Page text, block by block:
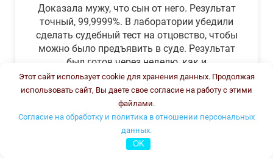
Доказала мужу, что сын от него. Результат
точный, 99,9999%. В лаборатории убедили
сделать судебный тест на отцовство, чтобы
можно было предъявить в суде. Результат
был готов через неделю, как и
обещали.Теперь муж бегает и извиняется.
Этот сайт использует cookie для хранения данных. Продолжая
использовать сайт, Вы даете свое согласие на работу с этими
файлами.
Согласие на обработку и политика в отношении персональных
данных.
OK